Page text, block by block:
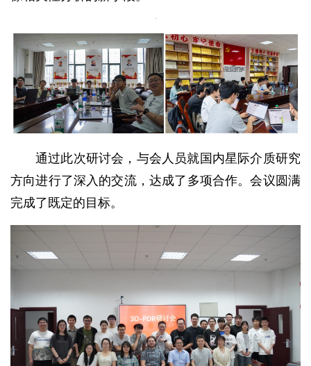
通过此次研讨会，与会人员就国内星际介质研究
方向进行了深入的交流，达成了多项合作。会议圆满
完成了既定的目标。